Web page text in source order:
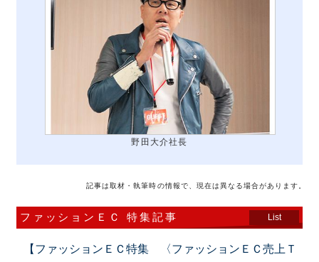
野田大介社長
記事は取材・執筆時の情報で、現在は異なる場合があります。
ファッションＥＣ 特集記事 List
【ファッションＥＣ特集 〈ファッションＥＣ売上Ｔ